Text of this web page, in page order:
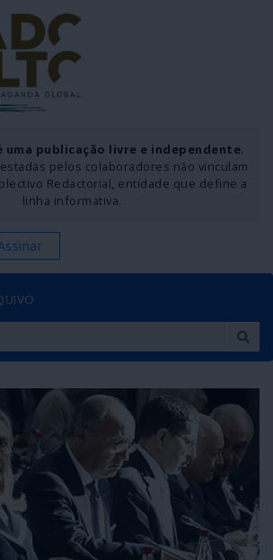
uma publicação livre e independente.
pelos colaboradores não vinculam
Redactorial, entidade que define a
linha informativa.